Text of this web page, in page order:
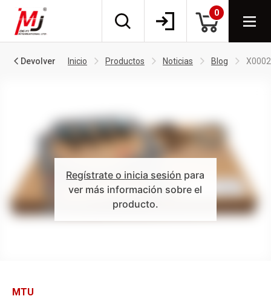
0
Devolver Inicio Productos Noticias Blog
Regístrate o inicia sesión para
ver más información sobre el
producto.
MTU